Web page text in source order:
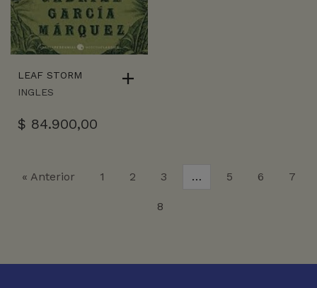
LEAF STORM
INGLES
$ 84.900,00
« Anterior 1 2 3 … 5 6 7
8